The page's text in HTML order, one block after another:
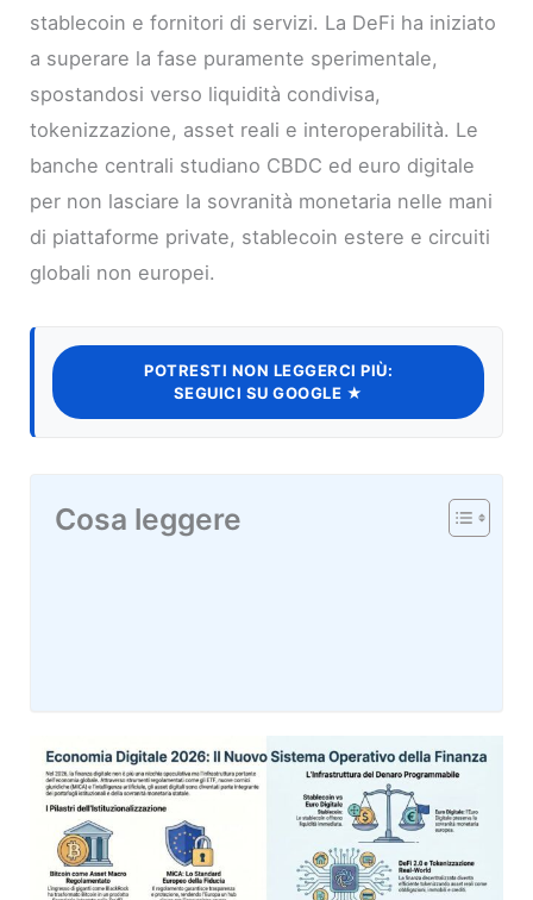
stablecoin e fornitori di servizi. La DeFi ha iniziato
a superare la fase puramente sperimentale,
spostandosi verso liquidità condivisa,
tokenizzazione, asset reali e interoperabilità. Le
banche centrali studiano CBDC ed euro digitale
per non lasciare la sovranità monetaria nelle mani
di piattaforme private, stablecoin estere e circuiti
globali non europei.
POTRESTI NON LEGGERCI PIÙ:
SEGUICI SU GOOGLE ★
Cosa leggere